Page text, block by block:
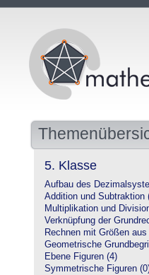
5. Klasse
Aufbau des
Addition und Subtraktion
Multiplikation und
Verknüpfung der
Rechnen mit Größen
Geometrische
Ebene Figuren (4)
Symmetrische Figuren